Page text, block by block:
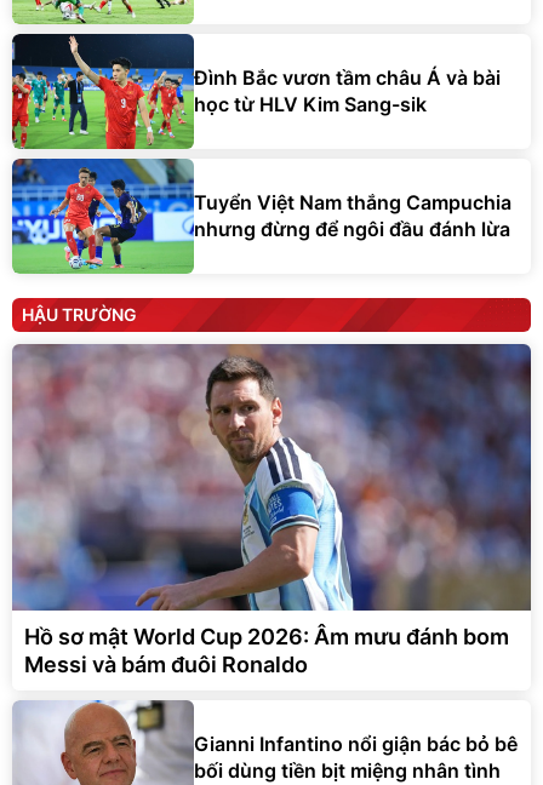
Đình Bắc vươn tầm châu Á và bài
học từ HLV Kim Sang-sik
Tuyển Việt Nam thắng Campuchia
nhưng đừng để ngôi đầu đánh lừa
HẬU TRƯỜNG
Hồ sơ mật World Cup 2026: Âm mưu đánh bom
Messi và bám đuôi Ronaldo
Gianni Infantino nổi giận bác bỏ bê
bối dùng tiền bịt miệng nhân tình